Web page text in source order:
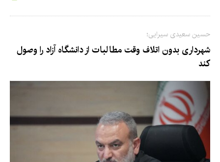
حسین سعیدی سیرایی؛
شهرداری بدون اتلاف وقت مطالبات از دانشگاه آزاد را وصول
کند